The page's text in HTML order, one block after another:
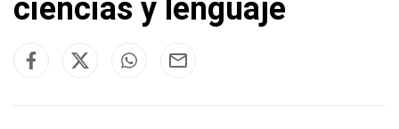
ciencias y lenguaje